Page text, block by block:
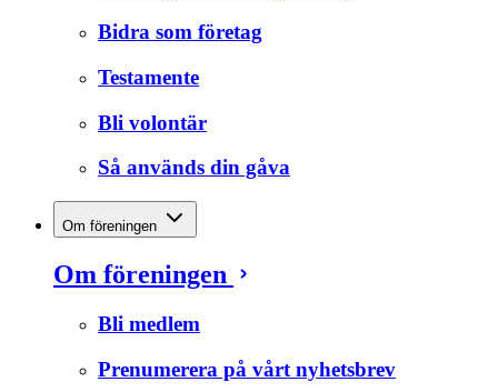
Bidra som företag
Testamente
Bli volontär
Så används din gåva
Om föreningen
Om föreningen
Bli medlem
Prenumerera på vårt nyhetsbrev